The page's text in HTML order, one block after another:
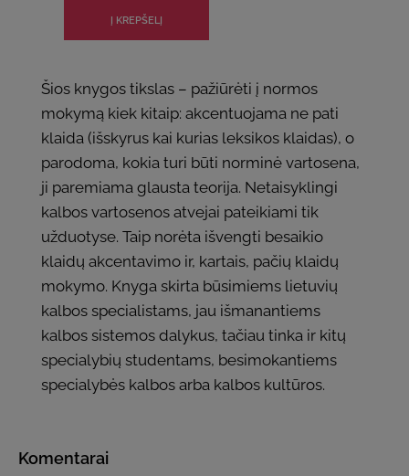
Šios knygos tikslas – pažiūrėti į normos
mokymą kiek kitaip: akcentuojama ne pati
klaida (išskyrus kai kurias leksikos klaidas), o
parodoma, kokia turi būti norminė vartosena,
ji paremiama glausta teorija. Netaisyklingi
kalbos vartosenos atvejai pateikiami tik
užduotyse. Taip norėta išvengti besaikio
klaidų akcentavimo ir, kartais, pačių klaidų
mokymo. Knyga skirta būsimiems lietuvių
kalbos specialistams, jau išmanantiems
kalbos sistemos dalykus, tačiau tinka ir kitų
specialybių studentams, besimokantiems
specialybės kalbos arba kalbos kultūros.
Komentarai